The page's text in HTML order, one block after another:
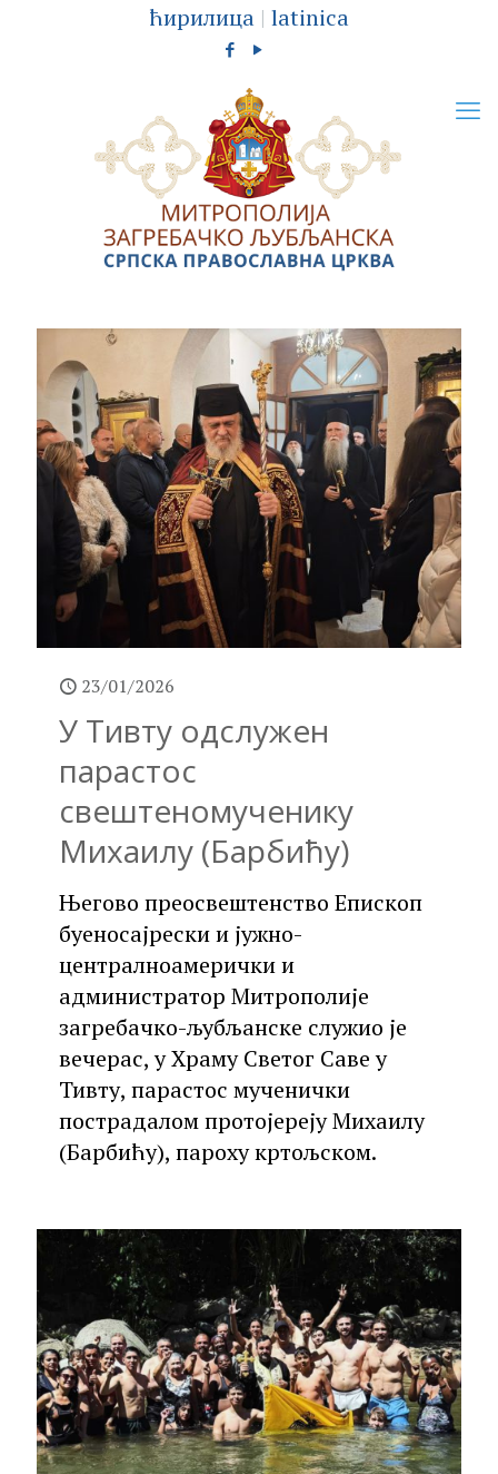
ћирилица | latinica
23/01/2026
У Тивту одслужен
парастос
свештеномученику
Михаилу (Барбићу)
Његово преосвештенство Епископ
буеносајрески и јужно-
централноамерички и
администратор Митрополије
загребачко-љубљанске служио је
вечерас, у Храму Светог Саве у
Тивту, парастос мученички
пострадалом протојереју Михаилу
(Барбићу), пароху кртољском.